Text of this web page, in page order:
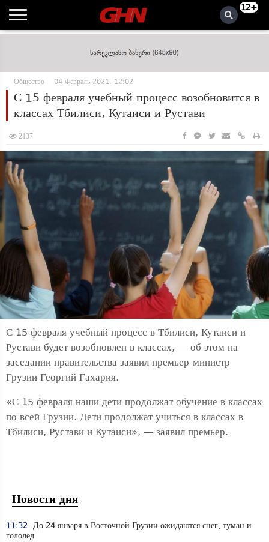
12+
Общество 04 Февраль 2021, 12:02
С 15 февраля учебный процесс возобновится в
классах Тбилиси, Кутаиси и Рустави
2137
С 15 февраля учебный процесс в Тбилиси, Кутаиси и
Рустави будет возобновлен в классах, — об этом на
заседании правительства заявил премьер-министр
Грузии Георгий Гахария.
«С 15 февраля наши дети продолжат обучение в классах
по всей Грузии. Дети продолжат учиться в классах в
Тбилиси, Рустави и Кутаиси», — заявил премьер.
Новости дня
11:32 До 24 января в Восточной Грузии ожидаются снег, туман и
гололед